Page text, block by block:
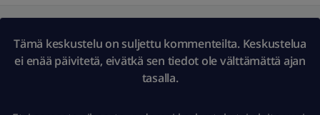
Tämä keskustelu on suljettu kommenteilta. Keskustelua
ei enää päivitetä, eivätkä sen tiedot ole välttämättä ajan
tasalla.